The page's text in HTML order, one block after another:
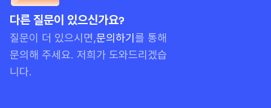
니다.
다른 질문이 있으신가요?
질문이 더 있으시면,문의하기 를 통해
문의해 주세요. 저희가 도와드리겠습
니다.